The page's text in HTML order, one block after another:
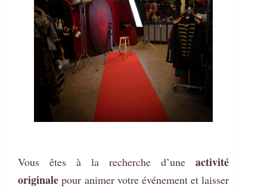
Vous êtes à la recherche d’uneactivité
originale pour animer votre événement et laisser